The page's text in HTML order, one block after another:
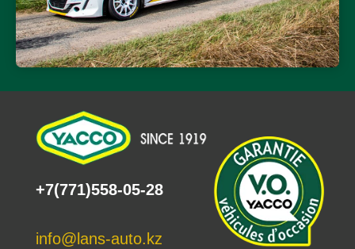
+7(771)558-05-28
info@lans-auto.kz